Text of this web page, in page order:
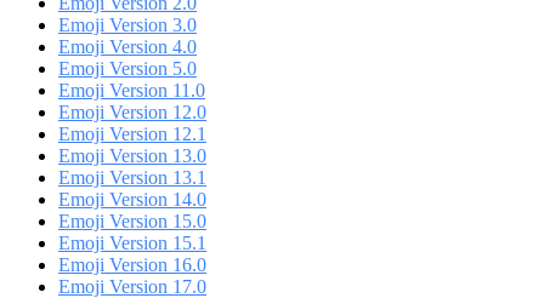
Emoji Version 3.0
Emoji Version 4.0
Emoji Version 5.0
Emoji Version 11.0
Emoji Version 12.0
Emoji Version 12.1
Emoji Version 13.0
Emoji Version 13.1
Emoji Version 14.0
Emoji Version 15.0
Emoji Version 15.1
Emoji Version 16.0
Emoji Version 17.0